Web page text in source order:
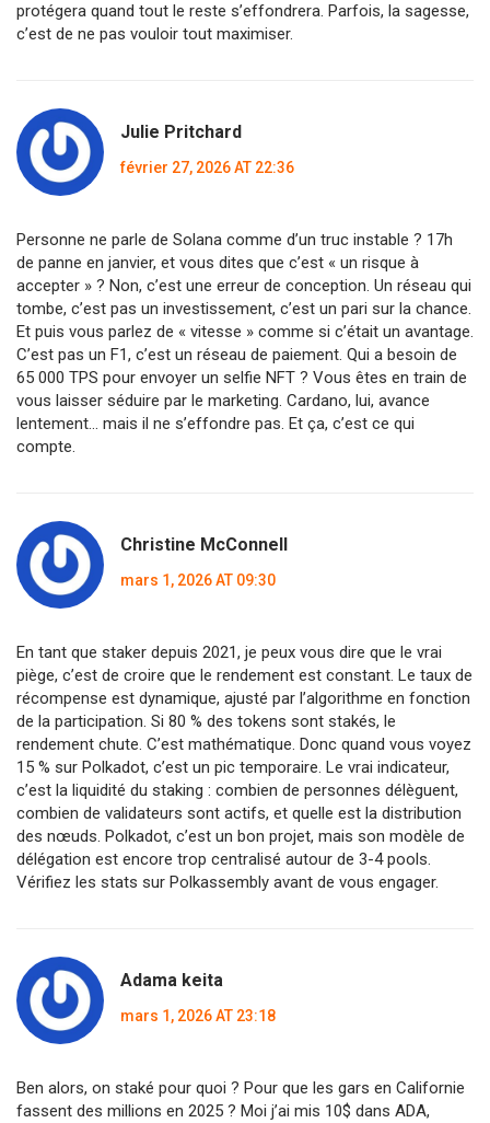
protégera quand tout le reste s’effondrera. Parfois, la sagesse,
c’est de ne pas vouloir tout maximiser.
Julie Pritchard
février 27, 2026 AT 22:36
Personne ne parle de Solana comme d’un truc instable ? 17h
de panne en janvier, et vous dites que c’est « un risque à
accepter » ? Non, c’est une erreur de conception. Un réseau qui
tombe, c’est pas un investissement, c’est un pari sur la chance.
Et puis vous parlez de « vitesse » comme si c’était un avantage.
C’est pas un F1, c’est un réseau de paiement. Qui a besoin de
65 000 TPS pour envoyer un selfie NFT ? Vous êtes en train de
vous laisser séduire par le marketing. Cardano, lui, avance
lentement… mais il ne s’effondre pas. Et ça, c’est ce qui
compte.
Christine McConnell
mars 1, 2026 AT 09:30
En tant que staker depuis 2021, je peux vous dire que le vrai
piège, c’est de croire que le rendement est constant. Le taux de
récompense est dynamique, ajusté par l’algorithme en fonction
de la participation. Si 80 % des tokens sont stakés, le
rendement chute. C’est mathématique. Donc quand vous voyez
15 % sur Polkadot, c’est un pic temporaire. Le vrai indicateur,
c’est la liquidité du staking : combien de personnes délèguent,
combien de validateurs sont actifs, et quelle est la distribution
des nœuds. Polkadot, c’est un bon projet, mais son modèle de
délégation est encore trop centralisé autour de 3-4 pools.
Vérifiez les stats sur Polkassembly avant de vous engager.
Adama keita
mars 1, 2026 AT 23:18
Ben alors, on staké pour quoi ? Pour que les gars en Californie
fassent des millions en 2025 ? Moi j’ai mis 10$ dans ADA,